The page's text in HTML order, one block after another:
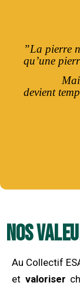
”La pierre
qu’une
Mais, de
devient
Nos
Au Collectif
et valoriser